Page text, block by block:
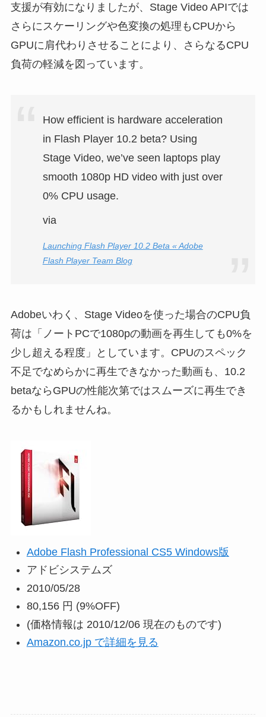
支援が有効になりましたが、Stage Video APIでは
さらにスケーリングや色変換の処理もCPUから
GPUに肩代わりさせることにより、さらなるCPU
負荷の軽減を図っています。
How efficient is hardware acceleration
in Flash Player 10.2 beta? Using
Stage Video, we’ve seen laptops play
smooth 1080p HD video with just over
0% CPU usage.
via
Launching Flash Player 10.2 Beta « Adobe
Flash Player Team Blog
Adobeいわく、Stage Videoを使った場合のCPU負
荷は「ノートPCで1080pの動画を再生しても0%を
少し超える程度」としています。CPUのスペック
不足でなめらかに再生できなかった動画も、10.2
betaならGPUの性能次第ではスムーズに再生でき
るかもしれませんね。
Adobe Flash Professional CS5 Windows版
アドビシステムズ
2010/05/28
80,156 円 (9%OFF)
(価格情報は 2010/12/06 現在のものです)
Amazon.co.jp で詳細を見る